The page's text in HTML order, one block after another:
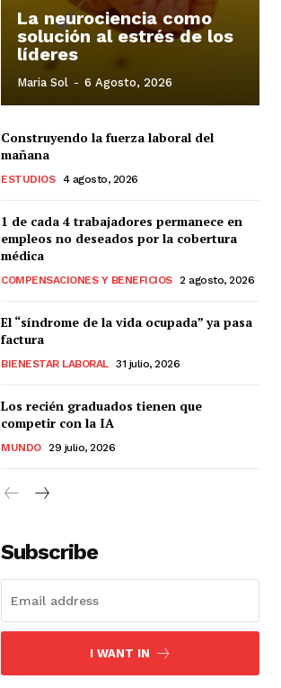
La neurociencia como
solución al estrés de los
líderes
Maria Sol - 6 Agosto, 2026
Construyendo la fuerza laboral del
mañana
ESTUDIOS 4 agosto, 2026
1 de cada 4 trabajadores permanece en
empleos no deseados por la cobertura
médica
COMPENSACIONES Y BENEFICIOS 2 agosto, 2026
El “síndrome de la vida ocupada” ya pasa
factura
BIENESTAR LABORAL 31 julio, 2026
Los recién graduados tienen que
competir con la IA
MUNDO 29 julio, 2026
Subscribe
I WANT IN